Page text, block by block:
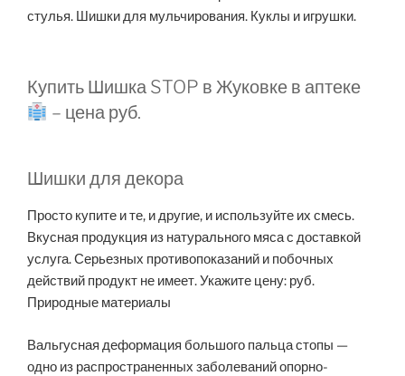
стулья. Шишки для мульчирования. Куклы и игрушки.
Купить Шишка STOP в Жуковке в аптеке
– цена руб.
Шишки для декора
Просто купите и те, и другие, и используйте их смесь.
Вкусная продукция из натурального мяса с доставкой
услуга. Серьезных противопоказаний и побочных
действий продукт не имеет. Укажите цену: руб.
Природные материалы
Вальгусная деформация большого пальца стопы —
одно из распространенных заболеваний опорно-